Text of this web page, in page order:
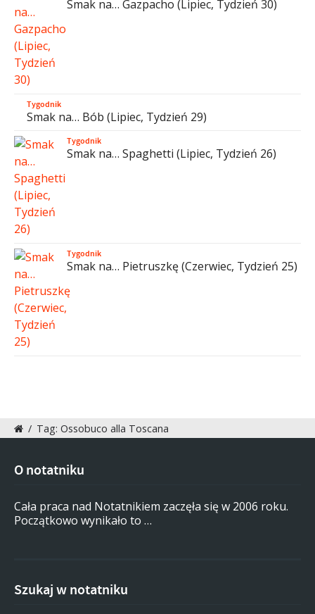
Smak na… Gazpacho (Lipiec, Tydzień 30)
Tygodnik
Smak na… Bób (Lipiec, Tydzień 29)
Tygodnik
Smak na… Spaghetti (Lipiec, Tydzień 26)
Tygodnik
Smak na… Pietruszkę (Czerwiec, Tydzień 25)
/ Tag: Ossobuco alla Toscana
O notatniku
Cała praca nad Notatnikiem zaczęła się w 2006 roku.
Początkowo wynikało to …
Szukaj w notatniku